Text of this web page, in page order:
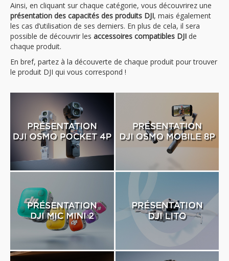
Ainsi, en cliquant sur chaque catégorie, vous découvrirez une
présentation des capacités des produits DJI, mais également
les cas d’utilisation de ses derniers. En plus de cela, il sera
possible de découvrir les accessoires compatibles DJI de
chaque produit.
En bref, partez à la découverte de chaque produit pour trouver
le produit DJI qui vous correspond !